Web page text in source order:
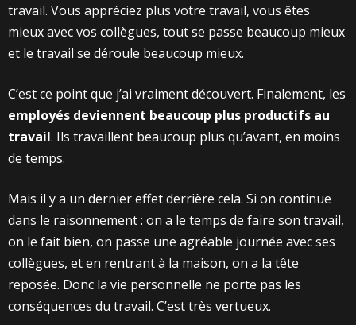
travail. Vous appréciez plus votre travail, vous êtes
mieux avec vos collègues, tout se passe beaucoup mieux
et le travail se déroule beaucoup mieux.
C’est ce point que j’ai vraiment découvert. Finalement, les
employés deviennent beaucoup plus productifs au
travail. Ils travaillent beaucoup plus qu’avant, en moins
de temps.
Mais il y a un dernier effet derrière cela. Si on continue
dans le raisonnement : on a le temps de faire son travail,
on le fait bien, on passe une agréable journée avec ses
collègues, et en rentrant à la maison, on a la tête
reposée. Donc la vie personnelle ne porte pas les
conséquences du travail. C’est très vertueux.